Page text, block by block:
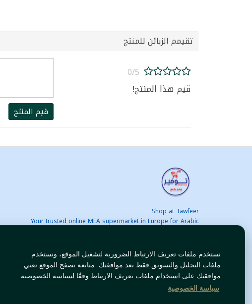
نستخدم ملفات تعريف الارتباط الضرورية لتشغيل الموقع، ونستخدم
ملفات التحليل والتسويق فقط بعد موافقتك. متابعة تصفح الموقع تعني
موافقتك على استخدام ملفات تعريف الارتباط وفقًا لسياسة الخصوصية.
سياسة الخصوصية
تقيمم الزبائن للمنتج
0/5
قيم هذا المنتج!
قيم المنتج
Shop at Tawfeer
Your trusted online MEA supermarket in Europe for Arabic